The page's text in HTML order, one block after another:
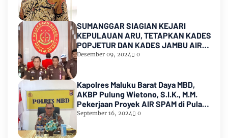
SUMANGGAR SIAGIAN KEJARI
KEPULAUAN ARU, TETAPKAN KADES
POPJETUR DAN KADES JAMBU AIR
SEBAGAI TERSANGKA ( TSK )
ADD dan DD TA 2016 - 2021
Desember 09, 2024 0
Kapolres Maluku Barat Daya MBD,
AKBP Pulung Wietono, S.I.K., M.M.
Pekerjaan Proyek AIR SPAM di Pulau
Marsela Sementara Ditangani Oleh
September 16, 2024 0